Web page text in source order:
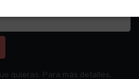
quieras. Para más detalles,